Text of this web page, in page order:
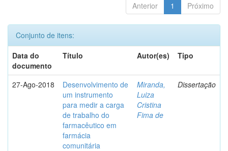
Anterior 1 Próximo
Conjunto de itens:
Data do
documento
Título Autor(es) Tipo
27-Ago-2018
Desenvolvimento de
um instrumento
para medir a carga
de trabalho do
farmacêutico em
farmácia
comunitária
Miranda,
Luiza
Cristina
Fima de
Dissertação